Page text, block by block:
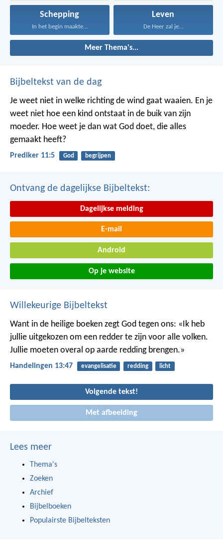
Schepping
In het begin maakte...
Leven
De Heer zal je...
Meer Thema's...
Bijbeltekst van de dag
Je weet niet in welke richting de wind gaat waaien. En je
weet niet hoe een kind ontstaat in de buik van zijn
moeder. Hoe weet je dan wat God doet, die alles
gemaakt heeft?
Prediker 11:5 God begrijpen
Ontvang de dagelijkse Bijbeltekst:
Dagelijkse melding
E-mail
Android
Op je website
Willekeurige Bijbeltekst
Want in de heilige boeken zegt God tegen ons: «Ik heb
jullie uitgekozen om een redder te zijn voor alle volken.
Jullie moeten overal op aarde redding brengen.»
Handelingen 13:47 evangelisatie redding licht
Volgende tekst!
Met afbeelding
Lees meer
Thema's
Zoeken
Archief
Bijbelboeken
Populairste Bijbelteksten